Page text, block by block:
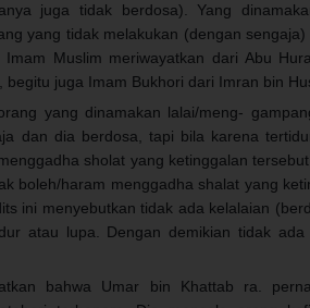
juga tidak berdosa). Yang
yang tidak melakukan (dengan
Muslim meriwayatkan dari Abu
juga Imam Bukhori dari Imran bin
yang dinamakan lalai/meng-
dan dia berdosa, tapi bila karena
sholat yang ketinggalan
boleh/haram menggadha shalat yang
ini menyebutkan tidak ada kelalaian
atau lupa. Dengan demikian tidak
bahwa Umar bin Khattab ra.